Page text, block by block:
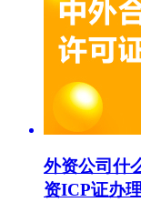
外资公司什
资ICP证办